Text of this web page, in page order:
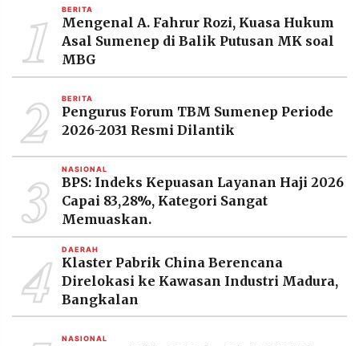
PRAMUDITA
Resolusi.co
-
2026
PT.
RESOLUSI
PRAMUDITA
1 BERITA
Mengenal A. Fahrur Rozi, Kuasa Hukum
Asal Sumenep di Balik Putusan MK soal
MBG
2 BERITA
Pengurus Forum TBM Sumenep Periode
2026-2031 Resmi Dilantik
3 NASIONAL
BPS: Indeks Kepuasan Layanan Haji 2026
Capai 83,28%, Kategori Sangat
Memuaskan.
4 DAERAH
Klaster Pabrik China Berencana
Direlokasi ke Kawasan Industri Madura,
Bangkalan
NASIONAL